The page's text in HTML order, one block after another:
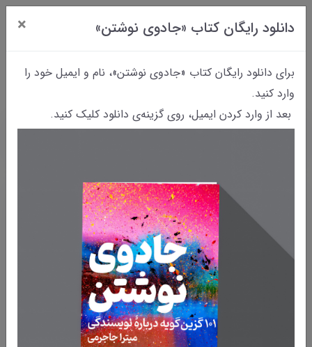
دانلود رایگان کتاب «جادوی نوشتن» ×
برای دانلود رایگان کتاب «جادوی نوشتن»، نام و ایمیل خود را
وارد کنید.
بعد از وارد کردن ایمیل، روی گزینه‌ی دانلود کلیک کنید.